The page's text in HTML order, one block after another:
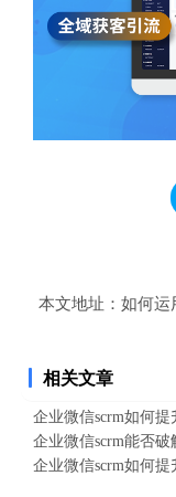
本文地址： 如何运
相关文章
企业微信scrm如何提
企业微信scrm能否破
企业微信scrm如何提